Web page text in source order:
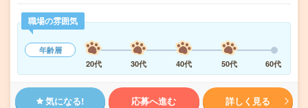
職場の雰囲気
年齢層
20代
30代 40代 50代 60代
気になる! 応募へ進む 詳しく見る